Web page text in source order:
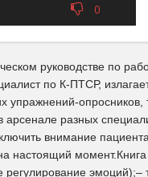
0
руководстве по
по К-ПТСР,
упражнений-
арсенале разных
внимание
настоящий
регулирование эмоций);–